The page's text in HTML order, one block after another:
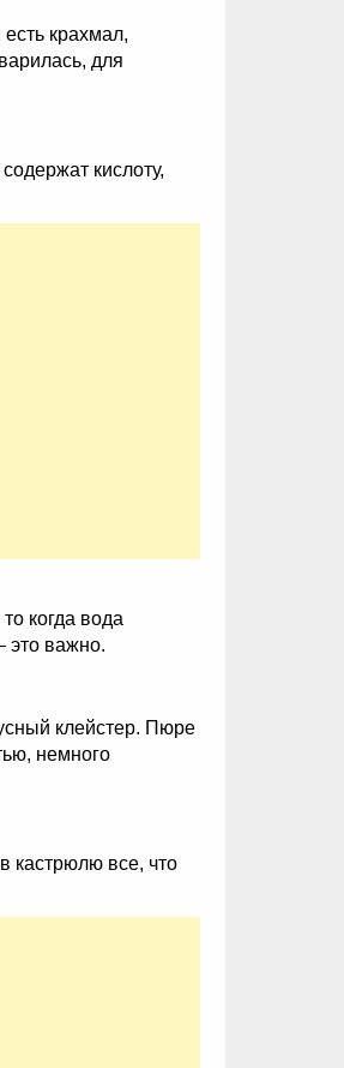
крахмал,
для
кислоту,
когда вода
это важно.
клейстер. Пюре
немного
кастрюлю все, что